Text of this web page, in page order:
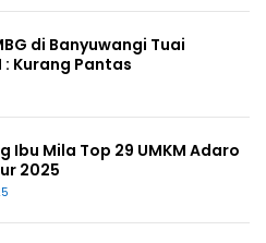
di Banyuwangi Tuai
: Kurang Pantas
Ibu Mila Top 29 UMKM Adaro
2025